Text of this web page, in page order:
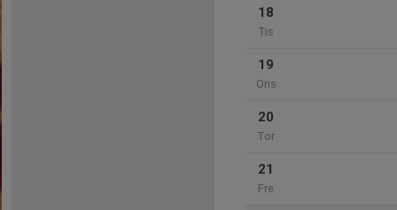
18
Tis
19
Ons
20
Tor
21
Fre